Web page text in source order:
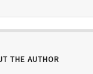
THE AUTHOR